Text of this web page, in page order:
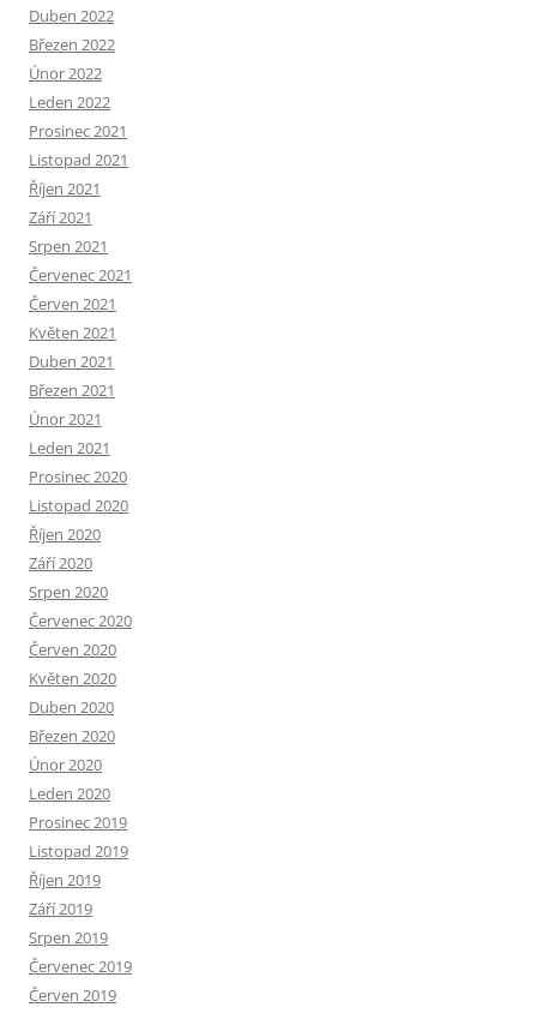
Duben 2022
Březen 2022
Únor 2022
Leden 2022
Prosinec 2021
Listopad 2021
Říjen 2021
Září 2021
Srpen 2021
Červenec 2021
Červen 2021
Květen 2021
Duben 2021
Březen 2021
Únor 2021
Leden 2021
Prosinec 2020
Listopad 2020
Říjen 2020
Září 2020
Srpen 2020
Červenec 2020
Červen 2020
Květen 2020
Duben 2020
Březen 2020
Únor 2020
Leden 2020
Prosinec 2019
Listopad 2019
Říjen 2019
Září 2019
Srpen 2019
Červenec 2019
Červen 2019